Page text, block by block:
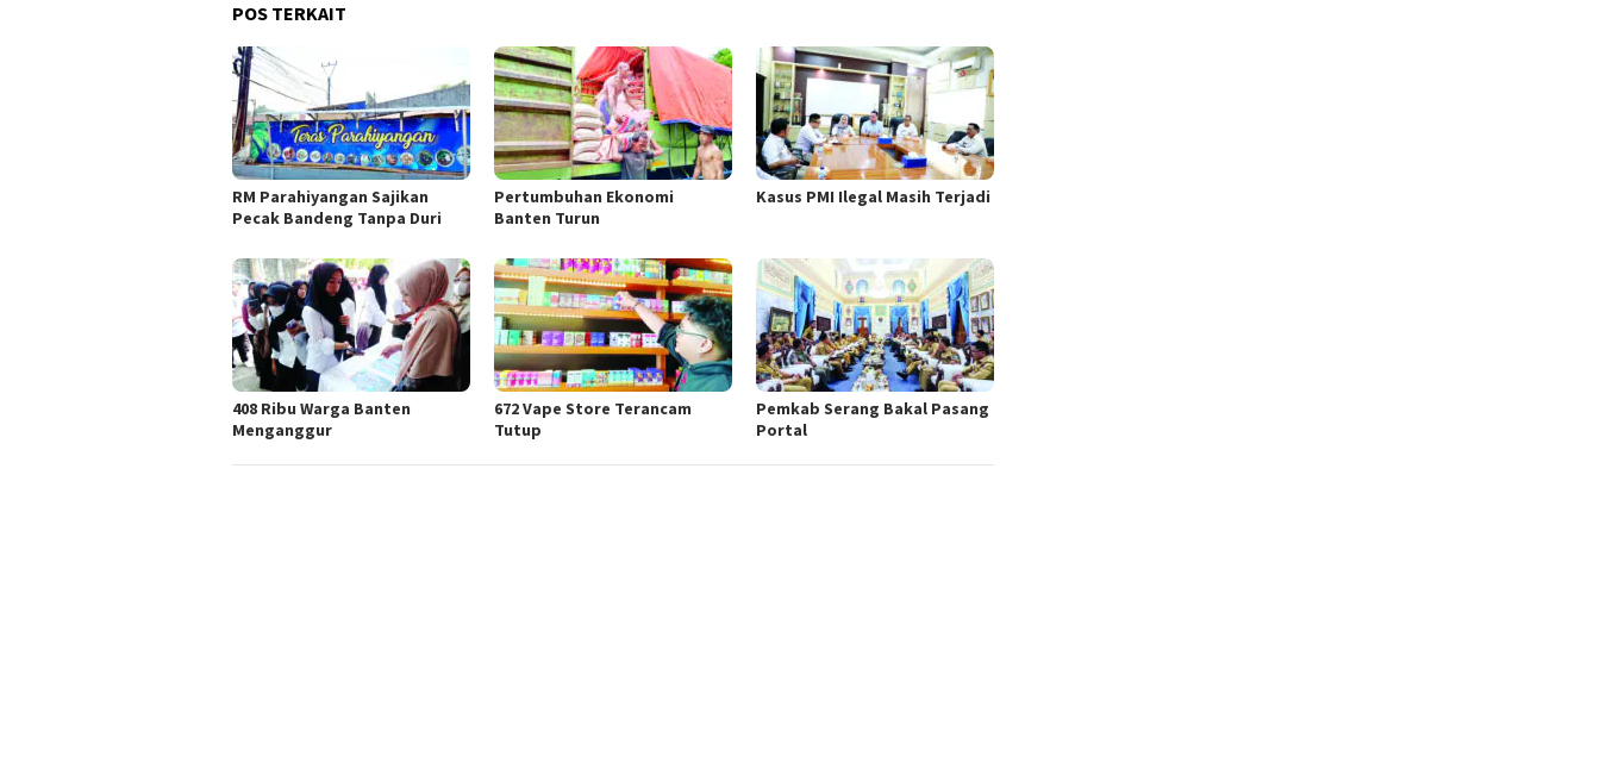
POS TERKAIT
RM Parahiyangan Sajikan
Pecak Bandeng Tanpa Duri
Pertumbuhan Ekonomi
Banten Turun
Kasus PMI Ilegal Masih Terjadi
408 Ribu Warga Banten
Menganggur
672 Vape Store Terancam
Tutup
Pemkab Serang Bakal Pasang
Portal